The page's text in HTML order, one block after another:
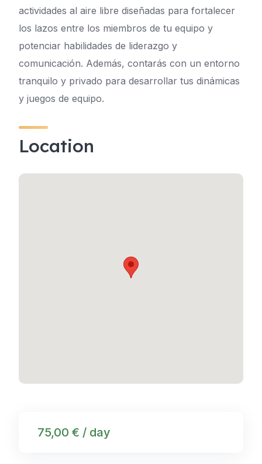
actividades al aire libre diseñadas para fortalecer
los lazos entre los miembros de tu equipo y
potenciar habilidades de liderazgo y
comunicación. Además, contarás con un entorno
tranquilo y privado para desarrollar tus dinámicas
y juegos de equipo.
Location
75,00 € / day